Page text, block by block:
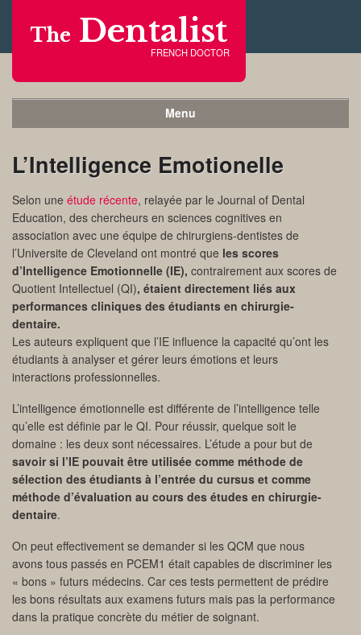
The Dentalist
FRENCH DOCTOR
Menu
L’Intelligence Emotionelle
Selon une étude récente, relayée par le Journal of Dental
Education, des chercheurs en sciences cognitives en
association avec une équipe de chirurgiens-dentistes de
l’Universite de Cleveland ont montré que les scores
d’Intelligence Emotionnelle (IE), contrairement aux scores de
Quotient Intellectuel (QI), étaient directement liés aux
performances cliniques des étudiants en chirurgie-
dentaire.
Les auteurs expliquent que l’IE influence la capacité qu’ont les
étudiants à analyser et gérer leurs émotions et leurs
interactions professionnelles.
L’intelligence émotionnelle est différente de l’intelligence telle
qu’elle est définie par le QI. Pour réussir, quelque soit le
domaine : les deux sont nécessaires. L’étude a pour but de
savoir si l’IE pouvait être utilisée comme méthode de
sélection des étudiants à l’entrée du cursus et comme
méthode d’évaluation au cours des études en chirurgie-
dentaire.
On peut effectivement se demander si les QCM que nous
avons tous passés en PCEM1 était capables de discriminer les
« bons » futurs médecins. Car ces tests permettent de prédire
les bons résultats aux examens futurs mais pas la performance
dans la pratique concrète du métier de soignant.